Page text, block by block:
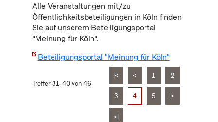
Alle Veranstaltungen mit/zu
Öffentlichkeitsbeteiligungen in Köln finden
Sie auf unserem Beteiligungsportal
"Meinung für Köln".
Beteiligungsportal "Meinung für Köln"
Treffer 31–40 von 46
|< < 1 2
3 4 5 >
>|